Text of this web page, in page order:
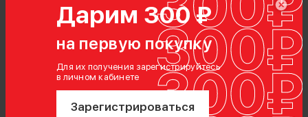
Дарим 300 ₽
на первую покупку
Для их получения зарегистрируйтесь
в личном кабинете
Зарегистрироваться
Комплектация